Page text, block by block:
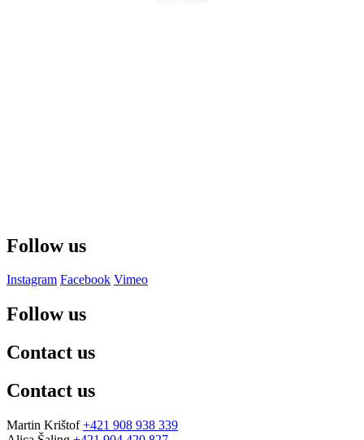
Follow us
Instagram Facebook Vimeo
Follow us
Contact us
Contact us
Martin Krištof +421 908 938 339